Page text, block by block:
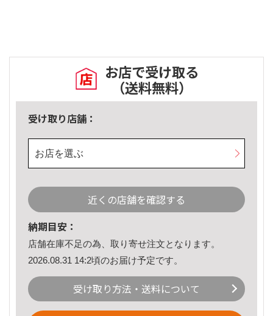
お店で受け取る
（送料無料）
受け取り店舗：
お店を選ぶ
近くの店舗を確認する
納期目安：
店舗在庫不足の為、取り寄せ注文となります。
2026.08.31 14:2頃のお届け予定です。
受け取り方法・送料について